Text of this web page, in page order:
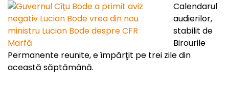
Calendarul
audierilor,
stabilit de
Birourile
Permanente reunite, e împărţit pe trei zile din
această săptămână.